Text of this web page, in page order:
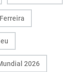
2026